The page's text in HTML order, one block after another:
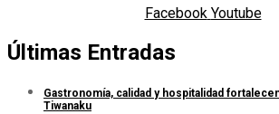
Facebook Youtube
Últimas Entradas
Gastronomía, calidad y hospitalidad
Tiwanaku